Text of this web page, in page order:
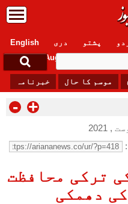
English دری پشتو
Friday, 7 August , 2026
موسم کا حال خبرنامہ
- +
ترکی محافظت
دھمکی